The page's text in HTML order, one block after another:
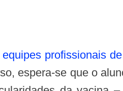
profissionais
espera-se que o